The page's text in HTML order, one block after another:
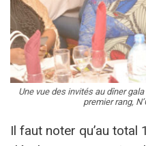
Une vue des invités au dîner
premier rang,
Il faut noter qu’au total